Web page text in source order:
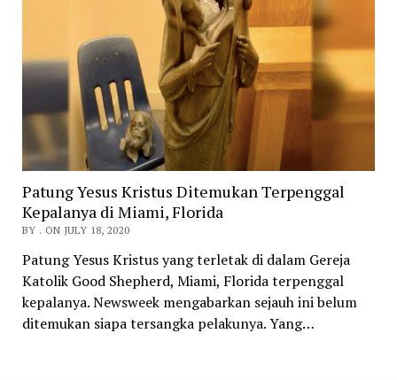
Patung Yesus Kristus Ditemukan Terpenggal
Kepalanya di Miami, Florida
BY . ON JULY 18, 2020
Patung Yesus Kristus yang terletak di dalam Gereja
Katolik Good Shepherd, Miami, Florida terpenggal
kepalanya. Newsweek mengabarkan sejauh ini belum
ditemukan siapa tersangka pelakunya. Yang…